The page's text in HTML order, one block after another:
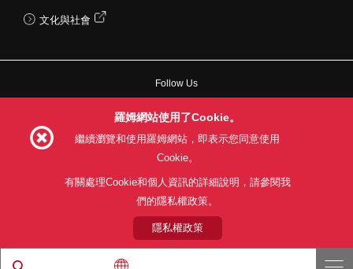
文化與社會
Follow Us
隱私權政策
關於本公司產品銷售之標準條款(PDF)
© 1997 - 2026 ROHM CO., LTD. ALL RIGHTS RESERVED.
羅姆網站使用了Cookie。
繼續瀏覽和使用羅姆網站，即表示您同意使用
Cookie。
有關處理Cookie和個人資訊的詳細說明，請參閱我
們的隱私權政策。
隱私權政策